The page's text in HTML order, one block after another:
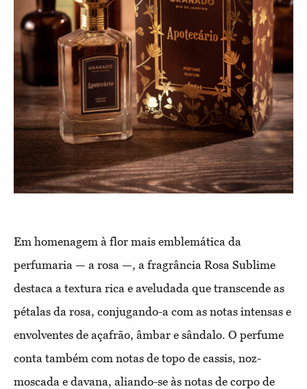
Em homenagem à flor mais emblemática da
perfumaria — a rosa —, a fragrância Rosa Sublime
destaca a textura rica e aveludada que transcende as
pétalas da rosa, conjugando-a com as notas intensas e
envolventes de açafrão, âmbar e sândalo. O perfume
conta também com notas de topo de cassis, noz-
moscada e davana, aliando-se às notas de corpo de